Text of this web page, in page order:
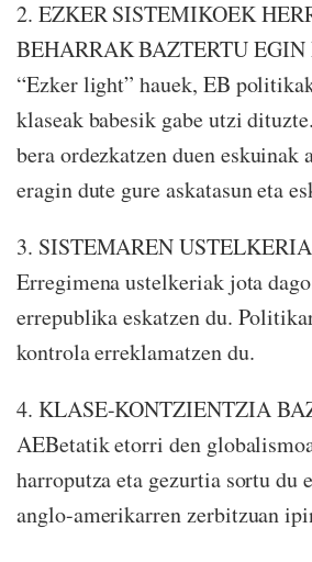
2. EZKER SISTEMIKOEK
BEHARRAK BAZTERTU
“Ezker light” hauek, EB
klaseak babesik gabe utzi
bera ordezkatzen duen eskuinak
eragin dute gure askatasun eta
3. SISTEMAREN
Erregimena ustelkeriak jota
errepublika eskatzen du.
kontrola erreklamatzen du.
4. KLASE-KONTZIENTZIA
AEBetatik etorri den
harroputza eta gezurtia sortu du
anglo-amerikarren zerbitzuan